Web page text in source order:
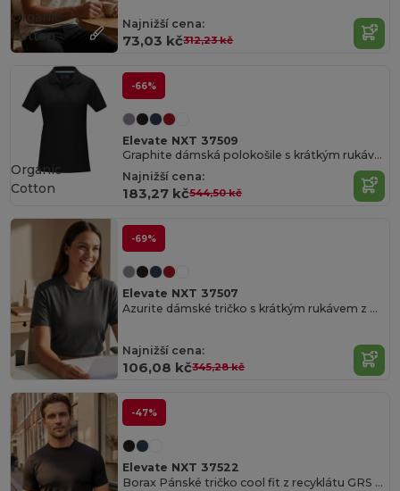
Najnižší cena:
73,03 kč312,23 kč
Organic
Cotton
-66%
Elevate NXT 37509
Graphite dámská polokošile s krátkým rukávem z organického materiálu
Najnižší cena:
183,27 kč544,50 kč
Organic
Cotton
-69%
Elevate NXT 37507
Azurite dámské tričko s krátkým rukávem z organického materiálu
Najnižší cena:
106,08 kč345,28 kč
-47%
Elevate NXT 37522
Borax Pánské tričko cool fit z recyklátu GRS s krátkým rukávem